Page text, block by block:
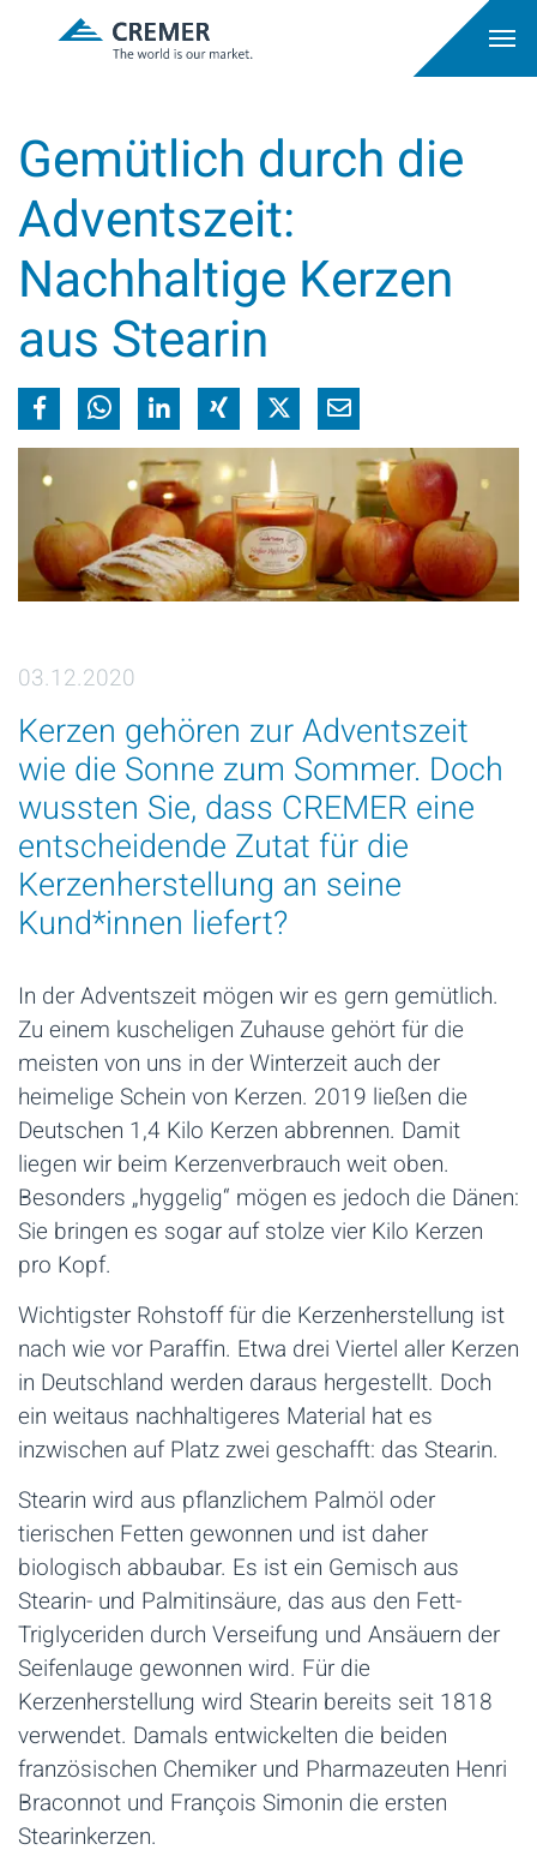
Gemütlich durch die
Adventszeit:
Nachhaltige Kerzen
aus Stearin
03.12.2020
Kerzen gehören zur Adventszeit
wie die Sonne zum Sommer. Doch
wussten Sie, dass CREMER eine
entscheidende Zutat für die
Kerzenherstellung an seine
Kund*innen liefert?
In der Adventszeit mögen wir es gern gemütlich.
Zu einem kuscheligen Zuhause gehört für die
meisten von uns in der Winterzeit auch der
heimelige Schein von Kerzen. 2019 ließen die
Deutschen 1,4 Kilo Kerzen abbrennen. Damit
liegen wir beim Kerzenverbrauch weit oben.
Besonders „hyggelig“ mögen es jedoch die Dänen:
Sie bringen es sogar auf stolze vier Kilo Kerzen
pro Kopf.
Wichtigster Rohstoff für die Kerzenherstellung ist
nach wie vor Paraffin. Etwa drei Viertel aller Kerzen
in Deutschland werden daraus hergestellt. Doch
ein weitaus nachhaltigeres Material hat es
inzwischen auf Platz zwei geschafft: das Stearin.
Stearin wird aus pflanzlichem Palmöl oder
tierischen Fetten gewonnen und ist daher
biologisch abbaubar. Es ist ein Gemisch aus
Stearin- und Palmitinsäure, das aus den Fett-
Triglyceriden durch Verseifung und Ansäuern der
Seifenlauge gewonnen wird. Für die
Kerzenherstellung wird Stearin bereits seit 1818
verwendet. Damals entwickelten die beiden
französischen Chemiker und Pharmazeuten Henri
Braconnot und François Simonin die ersten
Stearinkerzen.